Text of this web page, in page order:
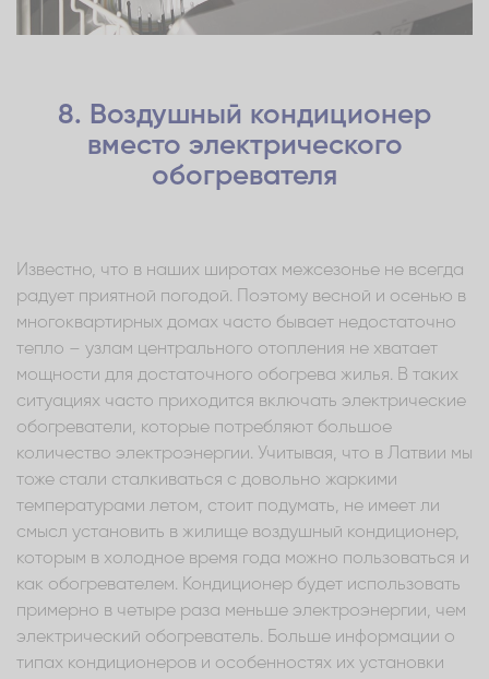
8. Воздушный кондиционер
вместо электрического
обогревателя
Известно, что в наших широтах межсезонье не всегда
радует приятной погодой. Поэтому весной и осенью в
многоквартирных домах часто бывает недостаточно
тепло – узлам центрального отопления не хватает
мощности для достаточного обогрева жилья. В таких
ситуациях часто приходится включать электрические
обогреватели, которые потребляют большое
количество электроэнергии. Учитывая, что в Латвии мы
тоже стали сталкиваться с довольно жаркими
температурами летом, стоит подумать, не имеет ли
смысл установить в жилище воздушный кондиционер,
которым в холодное время года можно пользоваться и
как обогревателем. Кондиционер будет использовать
примерно в четыре раза меньше электроэнергии, чем
электрический обогреватель. Больше информации о
типах кондиционеров и особенностях их установки